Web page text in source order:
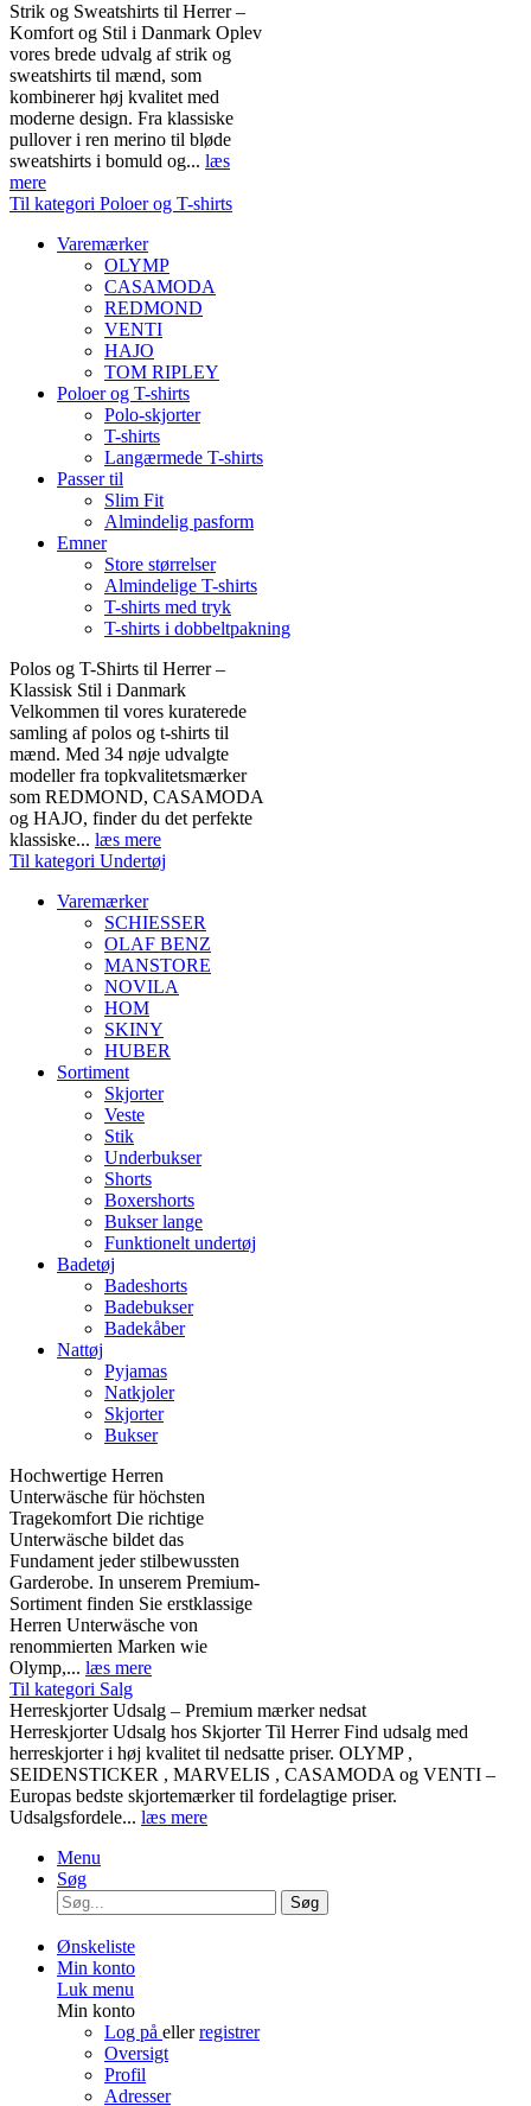
Strik og Sweatshirts til Herrer –
Komfort og Stil i Danmark Oplev
vores brede udvalg af strik og
sweatshirts til mænd, som
kombinerer høj kvalitet med
moderne design. Fra klassiske
pullover i ren merino til bløde
sweatshirts i bomuld og... læs
mere
Til kategori Poloer og T-shirts
Varemærker
OLYMP
CASAMODA
REDMOND
VENTI
HAJO
TOM RIPLEY
Poloer og T-shirts
Polo-skjorter
T-shirts
Langærmede T-shirts
Passer til
Slim Fit
Almindelig pasform
Emner
Store størrelser
Almindelige T-shirts
T-shirts med tryk
T-shirts i dobbeltpakning
Polos og T-Shirts til Herrer –
Klassisk Stil i Danmark
Velkommen til vores kuraterede
samling af polos og t-shirts til
mænd. Med 34 nøje udvalgte
modeller fra topkvalitetsmærker
som REDMOND, CASAMODA
og HAJO, finder du det perfekte
klassiske... læs mere
Til kategori Undertøj
Varemærker
SCHIESSER
OLAF BENZ
MANSTORE
NOVILA
HOM
SKINY
HUBER
Sortiment
Skjorter
Veste
Stik
Underbukser
Shorts
Boxershorts
Bukser lange
Funktionelt undertøj
Badetøj
Badeshorts
Badebukser
Badekåber
Nattøj
Pyjamas
Natkjoler
Skjorter
Bukser
Hochwertige Herren
Unterwäsche für höchsten
Tragekomfort Die richtige
Unterwäsche bildet das
Fundament jeder stilbewussten
Garderobe. In unserem Premium-
Sortiment finden Sie erstklassige
Herren Unterwäsche von
renommierten Marken wie
Olymp,... læs mere
Til kategori Salg
Herreskjorter Udsalg – Premium mærker nedsat
Herreskjorter Udsalg hos Skjorter Til Herrer Find udsalg med
herreskjorter i høj kvalitet til nedsatte priser. OLYMP ,
SEIDENSTICKER , MARVELIS , CASAMODA og VENTI –
Europas bedste skjortemærker til fordelagtige priser.
Udsalgsfordele... læs mere
Menu
Søg
Søg
Ønskeliste
Min konto
Luk menu
Min konto
Log på ellerregistrer
Oversigt
Profil
Adresser